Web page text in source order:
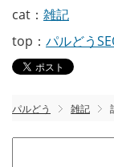
cat： 雑記
top： パルどう
パルどう 雑記